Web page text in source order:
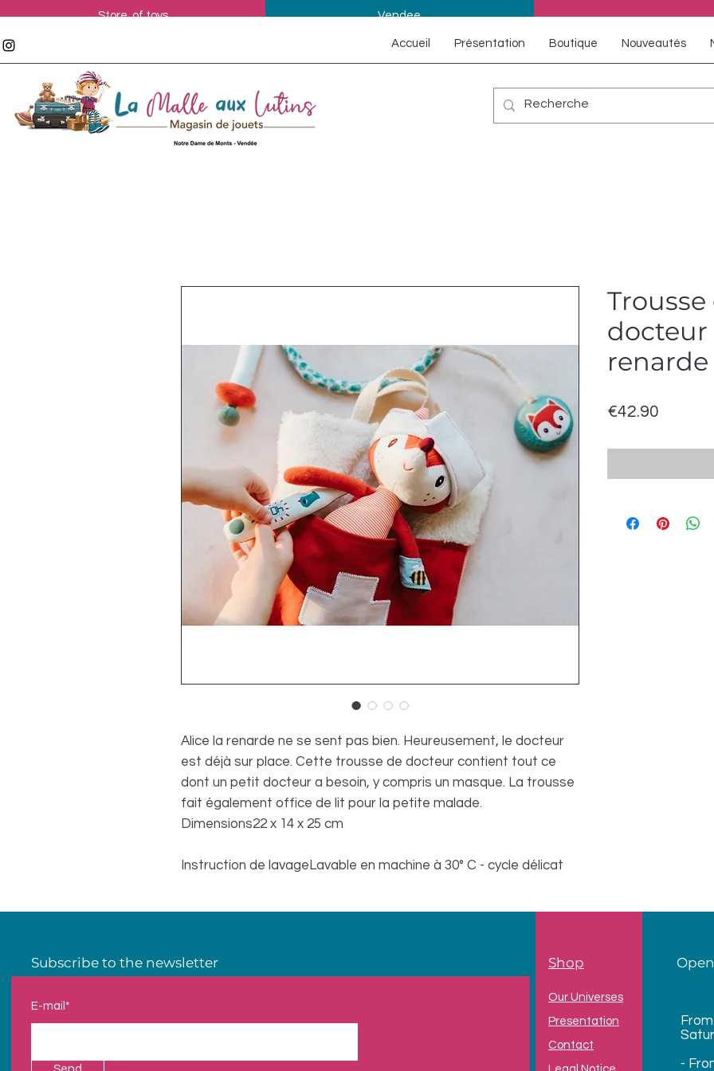
Store of toys Vendee
Accueil Présentation Boutique Nouveautés
Alice la renarde ne se sent pas bien. Heureusement, le docteur
est déjà sur place. Cette trousse de docteur contient tout ce
dont un petit docteur a besoin, y compris un masque. La trousse
fait également office de lit pour la petite malade.
Dimensions22 x 14 x 25 cm
Instruction de lavage Lavable en machine à 30° C - cycle délicat
docteur
renarde
€42.90
Subscribe to the newsletter
E-mail*
Shop
Our Universes
Presentation
Contact
-